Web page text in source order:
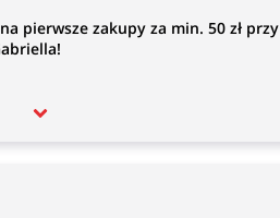
pierwsze zakupy za min. 50 zł przy